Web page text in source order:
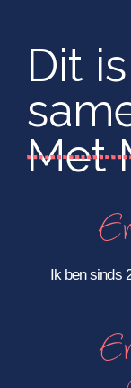
Dit is
Met
Ik ben sinds